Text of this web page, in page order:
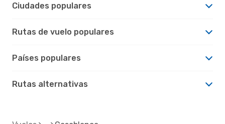
Ciudades populares
Rutas de vuelo populares
Países populares
Rutas alternativas